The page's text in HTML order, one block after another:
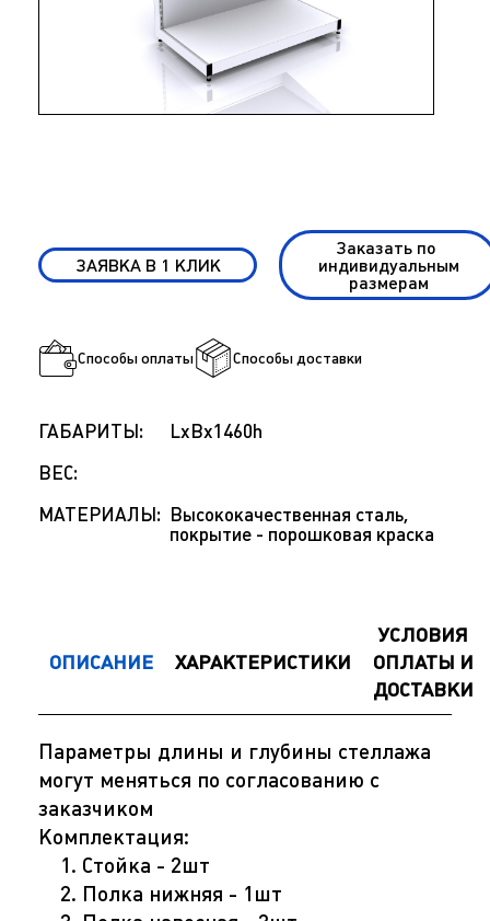
ЗАЯВКА В 1 КЛИК
Заказать по
индивидуальным
размерам
Способы оплаты Способы доставки
ГАБАРИТЫ:
LxBx1460h
ВЕС:
МАТЕРИАЛЫ: Высококачественная сталь,
покрытие - порошковая краска
ОПИСАНИЕ ХАРАКТЕРИСТИКИ
УСЛОВИЯ
ОПЛАТЫ И
ДОСТАВКИ
Параметры длины и глубины стеллажа
могут меняться по согласованию с
заказчиком
Комплектация:
Стойка - 2шт
Полка нижняя - 1шт